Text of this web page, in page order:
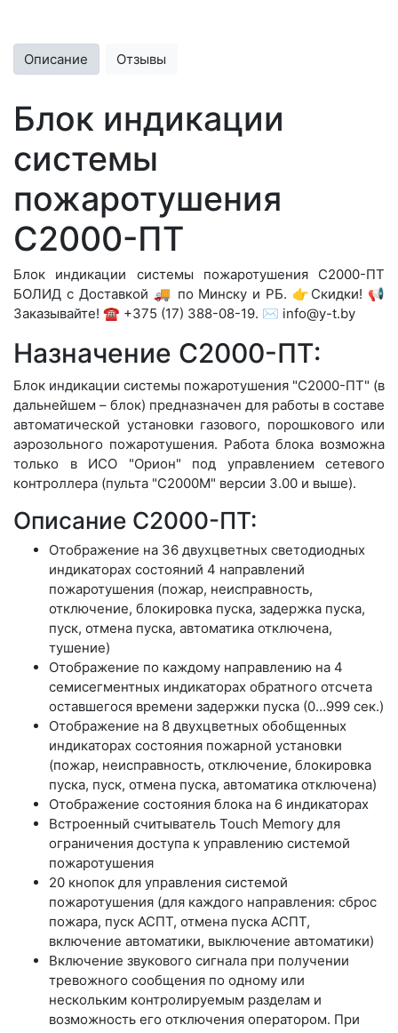
Описание Отзывы
Блок индикации
системы
пожаротушения
С2000-ПТ
Блок индикации системы пожаротушения С2000-ПТ
БОЛИД с Доставкой 🚚 по Минску и РБ. 👉Скидки! 📢
Заказывайте! ☎️ +375 (17) 388-08-19. ✉️ info@y-t.by
Назначение С2000-ПТ:
Блок индикации системы пожаротушения "С2000-ПТ" (в
дальнейшем – блок) предназначен для работы в составе
автоматической установки газового, порошкового или
аэрозольного пожаротушения. Работа блока возможна
только в ИСО "Орион" под управлением сетевого
контроллера (пульта "С2000М" версии 3.00 и выше).
Описание С2000-ПТ:
Отображение на 36 двухцветных светодиодных
индикаторах состояний 4 направлений
пожаротушения (пожар, неисправность,
отключение, блокировка пуска, задержка пуска,
пуск, отмена пуска, автоматика отключена,
тушение)
Отображение по каждому направлению на 4
семисегментных индикаторах обратного отсчета
оставшегося времени задержки пуска (0…999 сек.)
Отображение на 8 двухцветных обобщенных
индикаторах состояния пожарной установки
(пожар, неисправность, отключение, блокировка
пуска, пуск, отмена пуска, автоматика отключена)
Отображение состояния блока на 6 индикаторах
Встроенный считыватель Touch Memory для
ограничения доступа к управлению системой
пожаротушения
20 кнопок для управления системой
пожаротушения (для каждого направления: сброс
пожара, пуск АСПТ, отмена пуска АСПТ,
включение автоматики, выключение автоматики)
Включение звукового сигнала при получении
тревожного сообщения по одному или
нескольким контролируемым разделам и
возможность его отключения оператором. При